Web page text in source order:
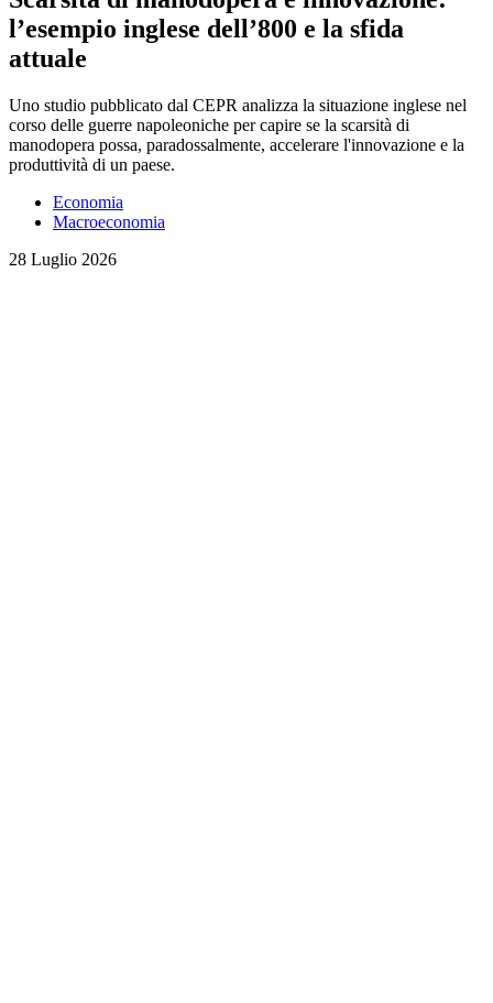
l’esempio inglese dell’800 e la sfida
attuale
Uno studio pubblicato dal CEPR analizza la situazione inglese nel
corso delle guerre napoleoniche per capire se la scarsità di
manodopera possa, paradossalmente, accelerare l'innovazione e la
produttività di un paese.
Economia
Macroeconomia
28 Luglio 2026